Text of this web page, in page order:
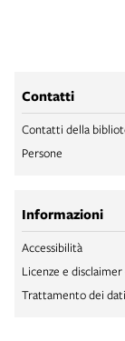
Contatti
Contatti della
Persone
Informazioni
Accessibilità
Licenze e
Trattamento dei